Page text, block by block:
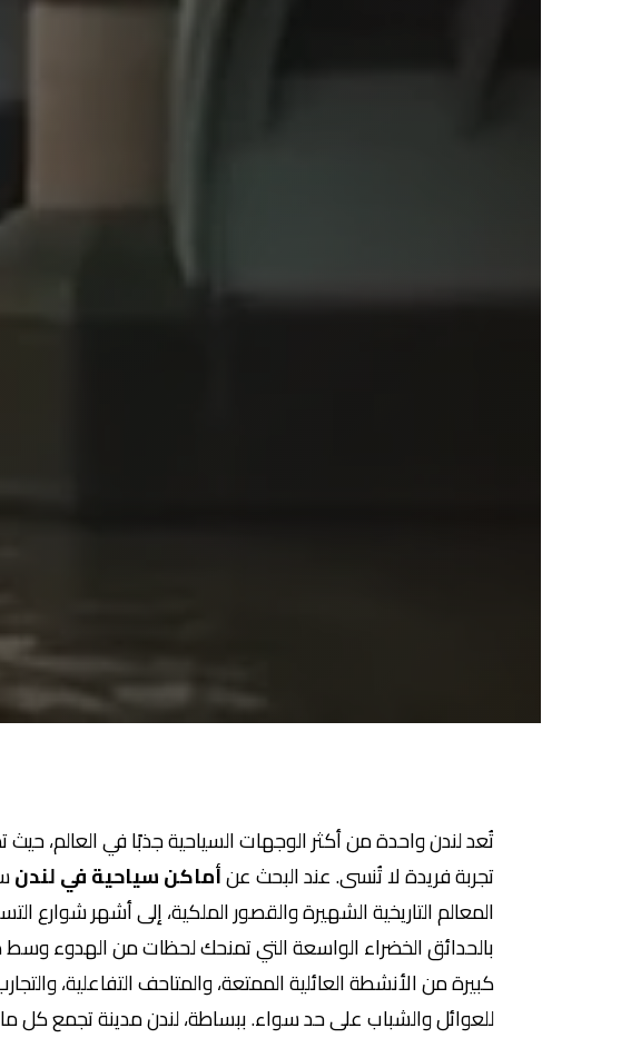
تُعد لندن واحدة من أكثر الوجهات السياحية جذبًا في العالم، حيث
تجربة فريدة لا تُنسى. عند البحث عنأماكن سياحية في لندن
المعالم التاريخية الشهيرة والقصور الملكية، إلى أشهر شوارع
بالحدائق الخضراء الواسعة التي تمنحك لحظات من الهدوء
كبيرة من الأنشطة العائلية الممتعة، والمتاحف التفاعلية،
للعوائل والشباب على حد سواء. ببساطة، لندن مدينة تجمع كل